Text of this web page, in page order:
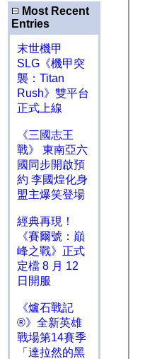
Most Recent
Entries
末世機甲
SLG《機甲突
襲：Titan
Rush》雙平台
正式上線
《三國志王
戰》 東南亞六
國同步開啟預
約 李國煌化身
盟主爆笑登場
經典再現！
《賽爾號：巔
峰之戰》正式
定檔 8 月 12
日開服
《爐石戰記
®》全新英雄
戰場第14賽季
「達拉然的黑